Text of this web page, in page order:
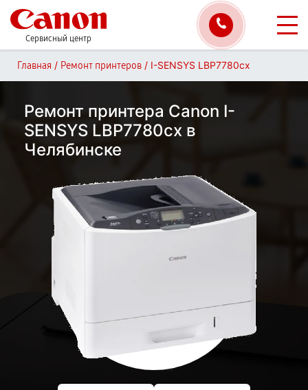
Сервисный центр
Главная / Ремонт принтеров / I-SENSYS LBP7780cx
Ремонт принтера Canon I-
SENSYS LBP7780cx в
Челябинске